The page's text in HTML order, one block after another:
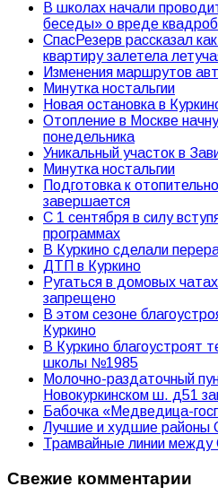
В школах начали
беседы» о вреде
СпасРезерв рассказал
квартиру залетела
Изменения маршрутов
Минутка ностальгии
Новая остановка в
Отопление в Москве
понедельника
Уникальный участок в
Минутка ностальгии
Подготовка к
завершается
С 1 сентября в силу
программах
В Куркино сделали
ДТП в Куркино
Ругаться в домовых
запрещено
В этом сезоне
Куркино
В Куркино благоустроят
школы №1985
Молочно-раздаточный
Новокуркинском ш. д51
Бабочка «Медведица-
Лучшие и худшие районы
Трамвайные линии
Свежие комментарии